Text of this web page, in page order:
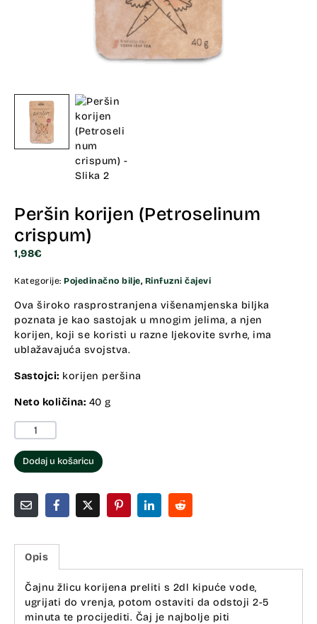
Peršin korijen (Petroselinum
crispum)
1,98€
Kategorije: Pojedinačno bilje, Rinfuzni čajevi
Ova široko rasprostranjena višenamjenska biljka
poznata je kao sastojak u mnogim jelima, a njen
korijen, koji se koristi u razne ljekovite svrhe, ima
ublažavajuća svojstva.
Sastojci: korijen peršina
Neto količina: 40 g
Dodaj u košaricu
Opis
Čajnu žlicu korijena preliti s 2dl kipuće vode,
ugrijati do vrenja, potom ostaviti da odstoji 2-5
minuta te procijediti. Čaj je najbolje piti